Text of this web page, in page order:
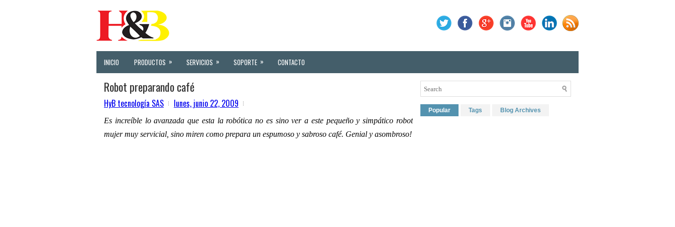
INICIO PRODUCTOS » SERVICIOS » SOPORTE » CONTACTO
Robot preparando café
HyB tecnología SAS lunes, junio 22, 2009
Es increíble lo avanzada que esta la robótica no es sino ver a este pequeño y simpático robot
mujer muy servicial, sino miren como prepara un espumoso y sabroso café. Genial y asombroso!
Popular Tags Blog Archives